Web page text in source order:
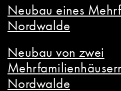
Neubau eines
Nordwalde
Neubau von zwei
Nordwalde